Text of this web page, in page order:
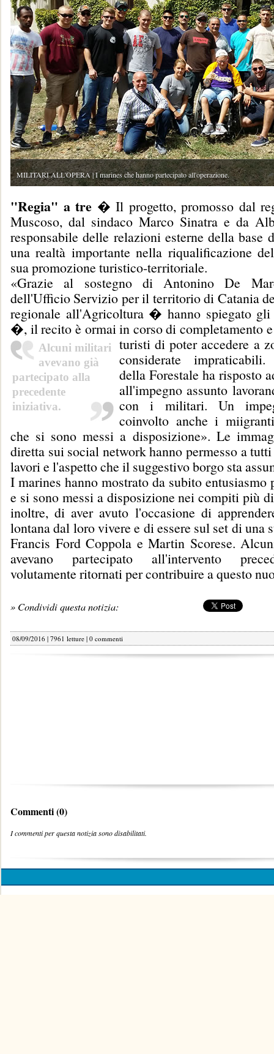
MILITARI ALL'OPERA | I marines che hanno partecipato all'operazione.
"Regia" a tre � Il progetto, promosso dal
Muscoso, dal sindaco Marco Sinatra e da
responsabile delle relazioni esterne della base
una realtà importante nella riqualificazione
sua promozione turistico-territoriale.
«Grazie al sostegno di Antonino De
dell'Ufficio Servizio per il territorio di Catania
regionale all'Agricoltura � hanno spiegato gli
�, il recito è ormai in corso di completamento
Alcuni militari
avevano già
partecipato alla
precedente
iniziativa.
turisti di poter accedere a
considerate
della Forestale ha risposto
all'impegno assunto
con i militari. Un
coinvolto anche i
che si sono messi a disposizione». Le
diretta sui social network hanno permesso a
lavori e l'aspetto che il suggestivo borgo sta
I marines hanno mostrato da subito
e si sono messi a disposizione nei compiti più
inoltre, di aver avuto l'occasione di
lontana dal loro vivere e di essere sul set di una
Francis Ford Coppola e Martin Scorese.
avevano partecipato all'intervento
volutamente ritornati per contribuire a questo
» Condividi questa notizia:
08/09/2016 | 7961 letture | 0 commenti
Commenti (0)
I commenti per questa notizia sono disabilitati.